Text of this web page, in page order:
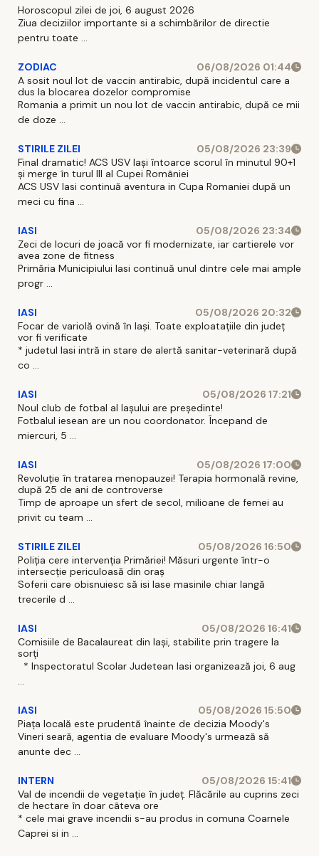
Horoscopul zilei de joi, 6 august 2026
Ziua deciziilor importante si a schimbărilor de directie
pentru toate ...
ZODIAC
06/08/2026 01:44
A sosit noul lot de vaccin antirabic, după incidentul care a
dus la blocarea dozelor compromise
Romania a primit un nou lot de vaccin antirabic, după ce mii
de doze ...
STIRILE ZILEI
05/08/2026 23:39
Final dramatic! ACS USV Iași întoarce scorul în minutul 90+1
și merge în turul III al Cupei României
ACS USV Iasi continuă aventura in Cupa Romaniei după un
meci cu fina ...
IASI
05/08/2026 23:34
Zeci de locuri de joacă vor fi modernizate, iar cartierele vor
avea zone de fitness
Primăria Municipiului Iasi continuă unul dintre cele mai ample
progr ...
IASI
05/08/2026 20:32
Focar de variolă ovină în Iași. Toate exploatațiile din județ
vor fi verificate
* judetul Iasi intră in stare de alertă sanitar-veterinară după
co ...
IASI
05/08/2026 17:21
Noul club de fotbal al Iașului are președinte!
Fotbalul iesean are un nou coordonator. Începand de
miercuri, 5 ...
IASI
05/08/2026 17:00
Revoluție în tratarea menopauzei! Terapia hormonală revine,
după 25 de ani de controverse
Timp de aproape un sfert de secol, milioane de femei au
privit cu team ...
STIRILE ZILEI
05/08/2026 16:50
Poliția cere intervenția Primăriei! Măsuri urgente într-o
intersecție periculoasă din oraș
Soferii care obisnuiesc să isi lase masinile chiar langă
trecerile d ...
IASI
05/08/2026 16:41
Comisiile de Bacalaureat din Iași, stabilite prin tragere la
sorți
* Inspectoratul Scolar Judetean Iasi organizează joi, 6 aug
...
IASI
05/08/2026 15:50
Piața locală este prudentă înainte de decizia Moody's
Vineri seară, agentia de evaluare Moody's urmează să
anunte dec ...
INTERN
05/08/2026 15:41
Val de incendii de vegetație în județ. Flăcările au cuprins zeci
de hectare în doar câteva ore
* cele mai grave incendii s-au produs in comuna Coarnele
Caprei si in ...